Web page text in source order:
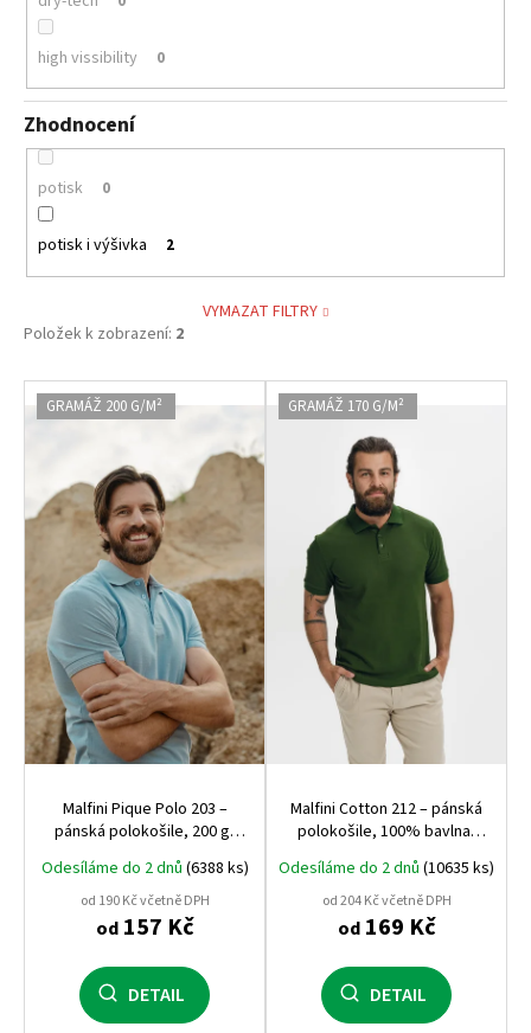
high vissibility 0
Zhodnocení
potisk 0
potisk i výšivka 2
VYMAZAT FILTRY
Položek k zobrazení: 2
V
ý
s
r
o
d
u
k
t
ů
GRAMÁŽ 200 G/M²
Malfini Pique Polo 203 –
pánská polokošile, 200 g,
pro firemní výšivku
Odesíláme do 2 dnů (6388 ks)
od 190 Kč včetně DPH
od157 Kč
DETAIL
GRAMÁŽ 170 G/M²
Malfini Cotton 212 – pánská
polokošile, 100% bavlna,
výšivku i běžné nošení
Odesíláme do 2 dnů (10635 ks)
od 204 Kč včetně DPH
od169 Kč
DETAIL